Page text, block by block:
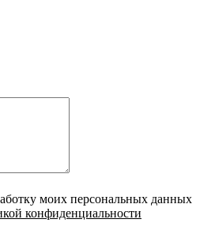
моих персональных данных
конфиденциальности